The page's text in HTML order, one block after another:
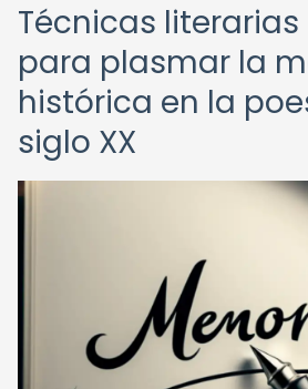
Técnicas
para plasmar la
histórica en la
siglo XX